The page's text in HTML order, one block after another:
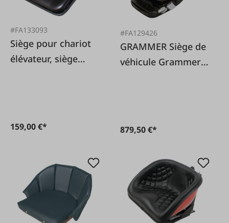
#FA133093
Siège pour chariot
élévateur, siège
159,00 €*
#FA129426
GRAMMER Siège de
véhicule Grammer
879,50 €*